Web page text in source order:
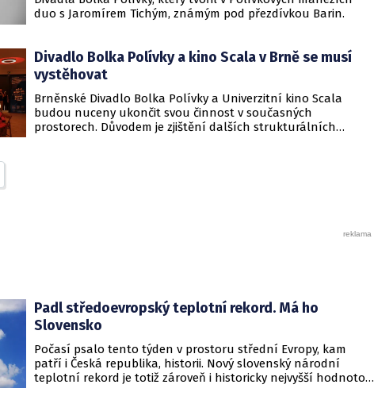
duo s Jaromírem Tichým, známým pod přezdívkou Barin.
Divadlo Bolka Polívky a kino Scala v Brně se musí
vystěhovat
Brněnské Divadlo Bolka Polívky a Univerzitní kino Scala
budou nuceny ukončit svou činnost v současných
prostorech. Důvodem je zjištění dalších strukturálních
Padl středoevropský teplotní rekord. Má ho
Slovensko
Počasí psalo tento týden v prostoru střední Evropy, kam
patří i Česká republika, historii. Nový slovenský národní
teplotní rekord je totiž zároveň i historicky nejvyšší hodnotou